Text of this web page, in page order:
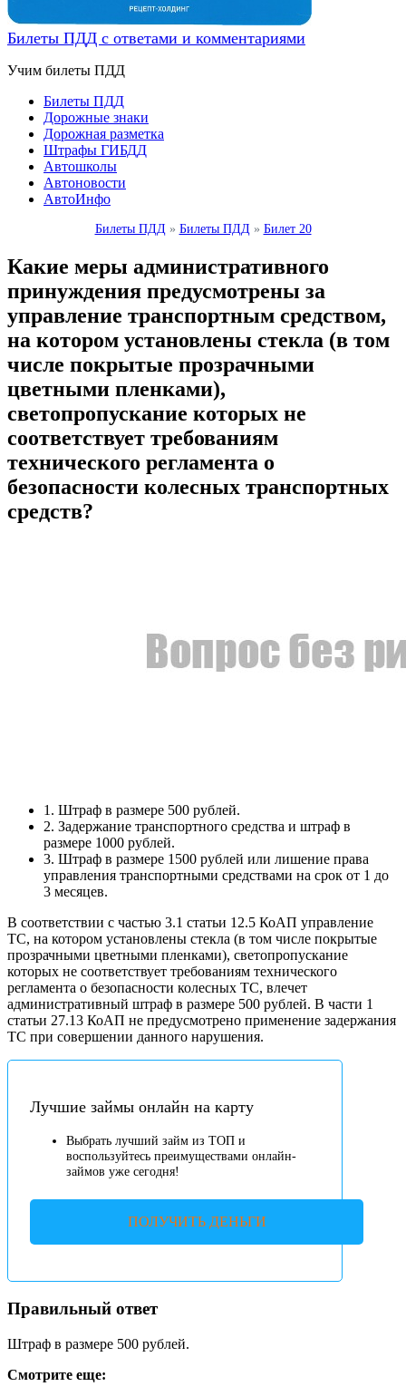
Билеты ПДД с ответами и комментариями
Учим билеты ПДД
Билеты ПДД
Дорожные знаки
Дорожная разметка
Штрафы ГИБДД
Автошколы
Автоновости
АвтоИнфо
Билеты ПДД » Билеты ПДД » Билет 20
Какие меры административного
принуждения предусмотрены за
управление транспортным средством,
на котором установлены стекла (в том
числе покрытые прозрачными
цветными пленками),
светопропускание которых не
соответствует требованиям
технического регламента о
безопасности колесных транспортных
средств?
1. Штраф в размере 500 рублей.
2. Задержание транспортного средства и штраф в
размере 1000 рублей.
3. Штраф в размере 1500 рублей или лишение права
управления транспортными средствами на срок от 1 до
3 месяцев.
В соответствии с частью 3.1 статьи 12.5 КоАП управление
ТС, на котором установлены стекла (в том числе покрытые
прозрачными цветными пленками), светопропускание
которых не соответствует требованиям технического
регламента о безопасности колесных ТС, влечет
административный штраф в размере 500 рублей. В части 1
статьи 27.13 КоАП не предусмотрено применение задержания
ТС при совершении данного нарушения.
Лучшие займы онлайн на карту
Выбрать лучший займ из ТОП и
воспользуйтесь преимуществами онлайн-
займов уже сегодня!
ПОЛУЧИТЬ ДЕНЬГИ
Правильный ответ
Штраф в размере 500 рублей.
Смотрите еще: